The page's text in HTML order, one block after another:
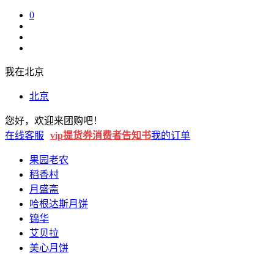
0
我在北京
北京
您好， 欢迎来团购吧！
在线客服
vip提货券消费者告知书我的订单
果园老农
稻香村
月盛斋
哈根达斯月饼
锦华
艾贝拉
美心月饼